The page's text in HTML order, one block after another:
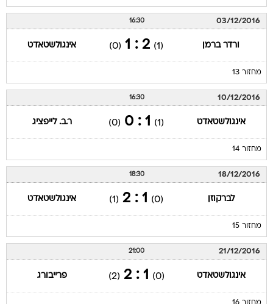
03/12/2016
16:30
ורדר ברמן (1)
2 : 1
(0) אינגולשטאדט
מחזור 13
10/12/2016
16:30
אינגולשטאדט (1)
1 : 0
(0) ר.ב. לייפציג
מחזור 14
18/12/2016
18:30
לברקוזן (0)
1 : 2
(1) אינגולשטאדט
מחזור 15
21/12/2016
21:00
אינגולשטאדט (0)
1 : 2
(2) פרייבורג